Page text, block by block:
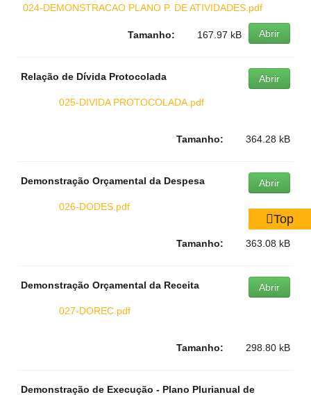
024-DEMONSTRACAO PLANO P. DE ATIVIDADES.pdf
Abrir
Tamanho: 167.97 kB
Relação de Dívida Protocolada
025-DIVIDA PROTOCOLADA.pdf
Abrir
Tamanho: 364.28 kB
Demonstração Orçamental da Despesa
026-DODES.pdf
Abrir
Tamanho: 363.08 kB
Demonstração Orçamental da Receita
027-DOREC.pdf
Abrir
Tamanho: 298.80 kB
Demonstração de Execução - Plano Plurianual de
Top